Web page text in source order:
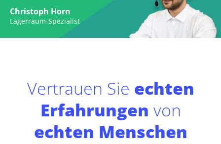
Christoph Horn
Lagerraum-Spezialist
Vertrauen Sie echten
Erfahrungen von
echten Menschen